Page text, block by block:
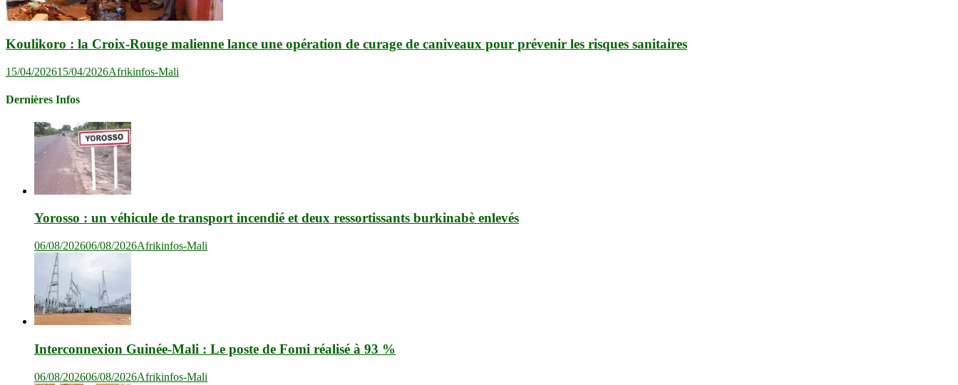
Koulikoro : la Croix-Rouge malienne lance une opération de curage de caniveaux pour prévenir les risques sanitaires
15/04/202615/04/2026Afrikinfos-Mali
Dernières Infos
Yorosso : un véhicule de transport incendié et deux ressortissants burkinabè enlevés
06/08/202606/08/2026Afrikinfos-Mali
Interconnexion Guinée-Mali : Le poste de Fomi réalisé à 93 %
06/08/202606/08/2026Afrikinfos-Mali